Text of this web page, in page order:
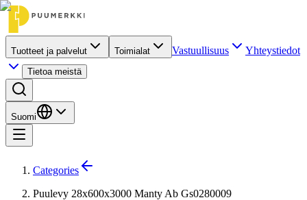
Tuotteet ja palvelut Toimialat Vastuullisuus Yhteystiedot
Tietoa meistä
Suomi
Categories
Puulevy 28x600x3000 Manty Ab Gs0280009